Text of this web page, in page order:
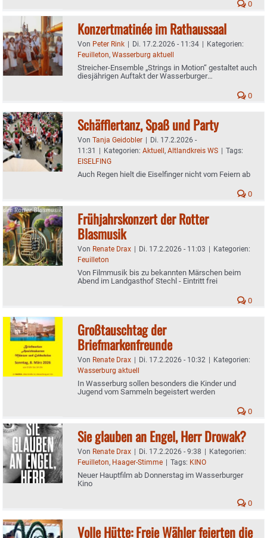
0
Konzertmatinée im Rathaussaal
Von Peter Rink | Di. 17.2.2026 - 11:34 | Kategorien:
Feuilleton, Wasserburg aktuell
Streicher-Ensemble „Strings in Motion“ gestaltet auch
diesjährigen Auftakt der Wasserburger
0
Schäfflertanz, Spaß und Party
Von Tanja Geidobler | Di. 17.2.2026 -
11:31 | Kategorien: Aktuell, Altlandkreis WS | Tags:
EISELFING
Auch Regen hielt die Eiselfinger nicht vom Feiern ab
0
Frühjahrskonzert der Rotter
Blasmusik
Von Renate Drax | Di. 17.2.2026 - 11:03 | Kategorien:
Feuilleton
Von Filmmusik bis zu bekannten Märschen beim
Abend im Landgasthof Stechl - Eintritt frei
0
Großtauschtag der
Briefmarkenfreunde
Von Renate Drax | Di. 17.2.2026 - 10:32 | Kategorien:
Wasserburg aktuell
In Wasserburg sollen besonders die Kinder und
Jugend vom Sammeln begeistert werden
0
Sie glauben an Engel, Herr Drowak?
Von Renate Drax | Di. 17.2.2026 - 9:38 | Kategorien:
Feuilleton, Haager-Stimme | Tags: KINO
Neuer Hauptfilm ab Donnerstag im Wasserburger
Kino
0
Volle Hütte: Freie Wähler feierten die